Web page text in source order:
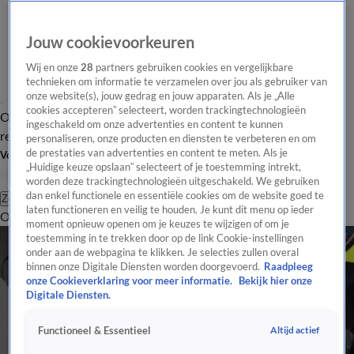
Overzicht Laatste nieuws Regionieuws Het beste van Hart
Tip de
redactie
Volg Hart van Nederland
Zoeken
OverzichtRegioUitzendingenWeerTip de redactiePanelVideo's
Jouw cookievoorkeuren
Wij en onze28 partners gebruiken cookies en vergelijkbare
technieken om informatie te verzamelen over jou als gebruiker van
onze website(s), jouw gedrag en jouw apparaten. Als je „Alle
cookies accepteren” selecteert, worden trackingtechnologieën
ingeschakeld om onze advertenties en content te kunnen
personaliseren, onze producten en diensten te verbeteren en om
de prestaties van advertenties en content te meten. Als je
„Huidige keuze opslaan” selecteert of je toestemming intrekt,
worden deze trackingtechnologieën uitgeschakeld. We gebruiken
dan enkel functionele en essentiële cookies om de website goed te
laten functioneren en veilig te houden. Je kunt dit menu op ieder
moment opnieuw openen om je keuzes te wijzigen of om je
toestemming in te trekken door op de link Cookie-instellingen
onder aan de webpagina te klikken. Je selecties zullen overal
binnen onze Digitale Diensten worden doorgevoerd. Raadpleeg
onze Cookieverklaring voor meer informatie.
Bekijk hier onze
Digitale Diensten.
Functioneel & Essentieel Altijd actief